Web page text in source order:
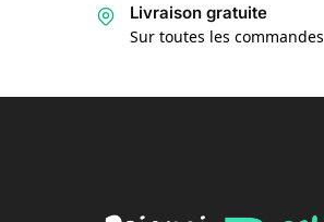
Livraison gratuite
Sur toutes les commandes